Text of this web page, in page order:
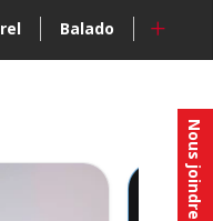
Nous joindre
Balado +